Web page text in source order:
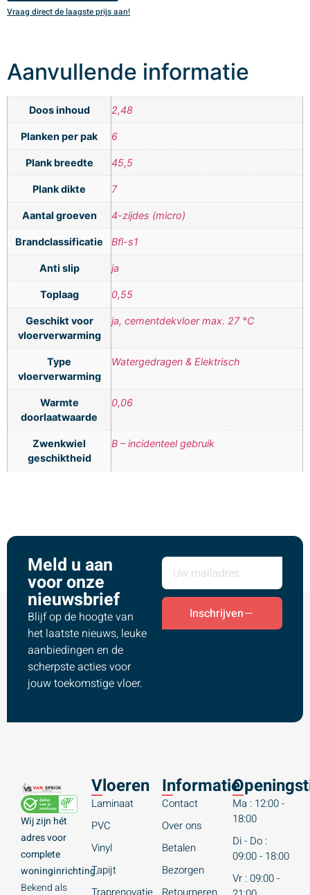
Vraag direct de laagste prijs aan!
Aanvullende informatie
Doos inhoud 2,48
Planken per pak 6
Plank breedte 45,5
Plank dikte 7
Aantal groeven 4-zijdes (micro)
Brandclassificatie Bfl-s1
Anti slip ja
Toplaag 0,55
Geschikt voor
vloerverwarming
ja, cementdekvloer max. 27 °C
Type
vloerverwarming
Watergedragen & Elektrisch
Warmte
doorlaatwaarde
0,06
Zwenkwiel
geschiktheid
B – incidenteel gebruik
Meld u aan
voor onze
nieuwsbrief
Blijf op de hoogte van
het laatste nieuws, leuke
aanbiedingen en de
scherpste acties voor
jouw toekomstige vloer.
Inschrijven
Wij zijn hét
adres voor
complete
woninginrichting.
Bekend als
Vloeren
Laminaat
PVC
Vinyl
Tapijt
Informatie
Contact
Over ons
Betalen
Bezorgen
Ma : 12:00 -
18:00
Di - Do :
09:00 - 18:00
Vr : 09:00 -